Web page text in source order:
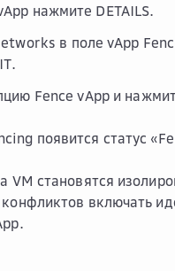
нажмите DETAILS.
в полеvApp
.
Fence vApp и
появится статус
VM становятся
включать